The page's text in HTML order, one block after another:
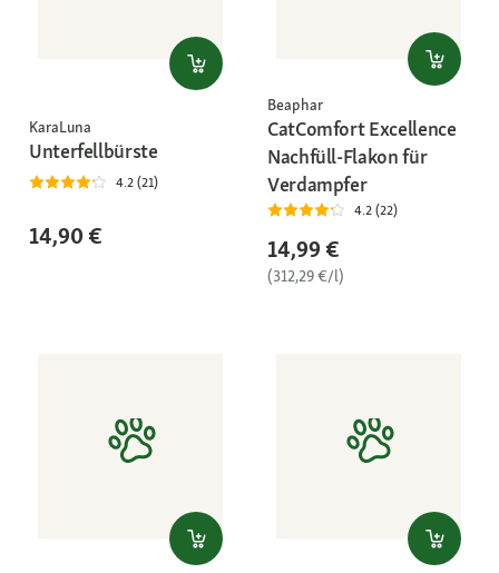
KaraLuna
Unterfellbürste
4.2 (21)
14,90 €
Beaphar
CatComfort Excellence
Nachfüll-Flakon für
Verdampfer
4.2 (22)
14,99 €
(312,29 €/l)